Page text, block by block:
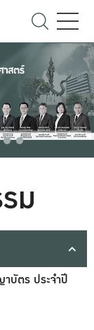
ม
บัตร ประจำปี